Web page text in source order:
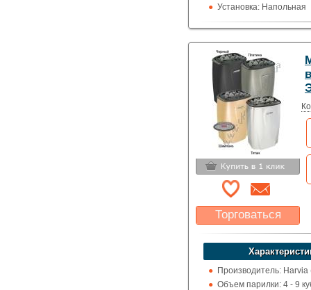
Установка: Напольная
Пульт управления:
Тип кожуха: Сеточного
Дизайнерские
Торговаться
Какая цена Вас
устроит?
Указать цену
Производитель:
Объем парилки: 4 - 9